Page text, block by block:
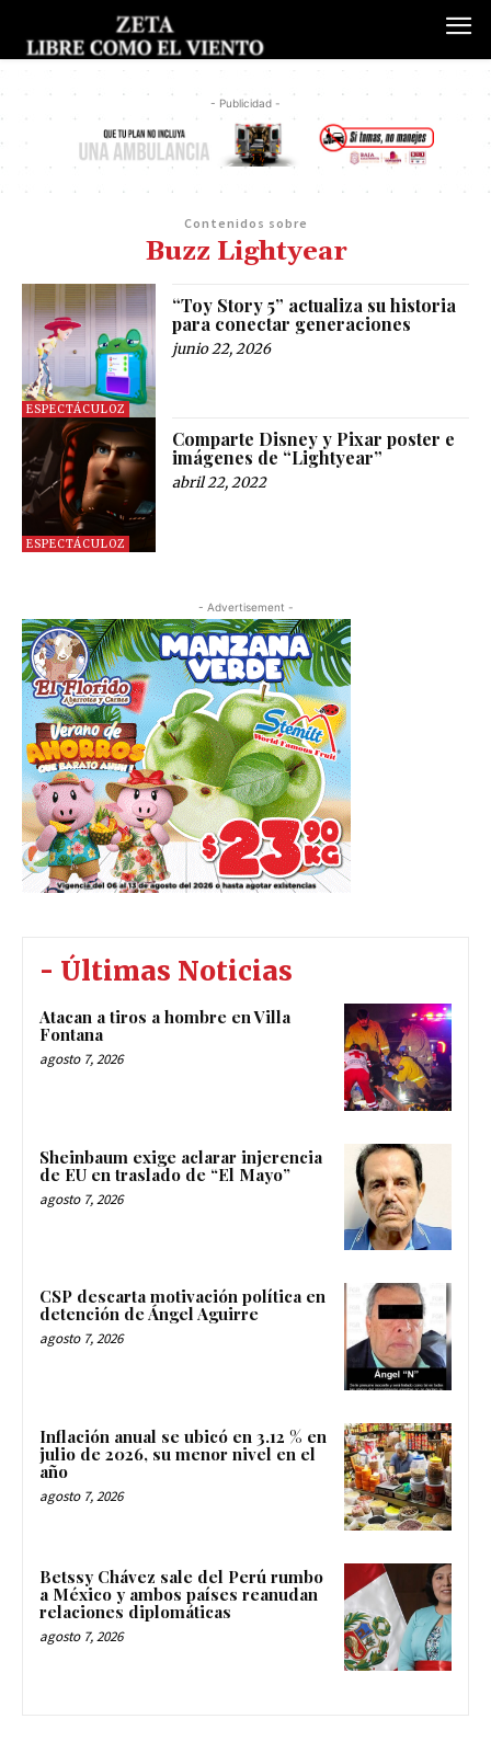
- Publicidad -
Contenidos sobre
Buzz Lightyear
ESPECTÁCULOZ
“Toy Story 5” actualiza su historia
para conectar generaciones
junio 22, 2026
ESPECTÁCULOZ
Comparte Disney y Pixar poster e
imágenes de “Lightyear”
abril 22, 2022
- Advertisement -
- Últimas Noticias
Atacan a tiros a hombre en Villa
Fontana
agosto 7, 2026
Sheinbaum exige aclarar injerencia
de EU en traslado de “El Mayo”
agosto 7, 2026
CSP descarta motivación política en
detención de Ángel Aguirre
agosto 7, 2026
Inflación anual se ubicó en 3.12 % en
julio de 2026, su menor nivel en el
año
agosto 7, 2026
Betssy Chávez sale del Perú rumbo
a México y ambos países reanudan
relaciones diplomáticas
agosto 7, 2026